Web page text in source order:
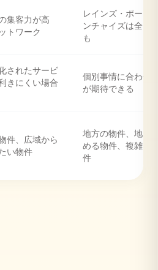
集客力が高
トワーク
レインズ・ポータ
ンチャイズは全国
も
されたサービ
きにくい場合
個別事情に合わせ
が期待できる
件、広域から
い物件
地方の物件、地元
める物件、複雑な
件